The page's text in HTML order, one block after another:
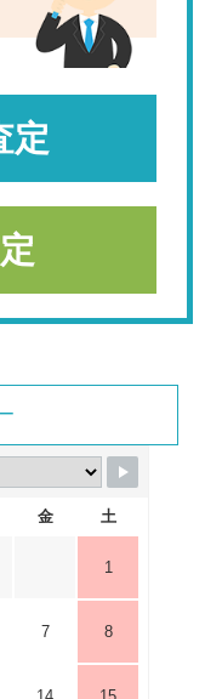
定
金 土
1
7 8